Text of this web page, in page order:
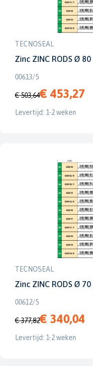
TECNOSEAL
Zinc ZINC RODS Ø 80
00613/5
€ 503,64€ 453,27
Levertijd: 1-2 weken
TECNOSEAL
Zinc ZINC RODS Ø 70
00612/5
€ 377,82€ 340,04
Levertijd: 1-2 weken